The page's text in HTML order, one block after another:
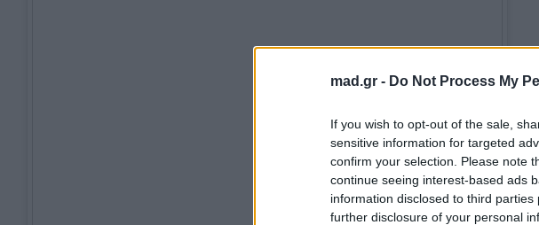
mad.gr - Do Not Process My
If you wish to opt-out of the sale,
sensitive information for targeted
confirm your selection. Please note
continue seeing interest-based ads
information disclosed to third
further disclosure of your personal